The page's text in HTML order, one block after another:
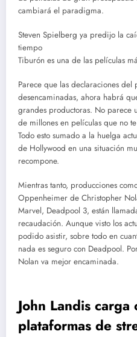
cambiará el paradigma.
Steven Spielberg ya predijo la
tiempo
Tiburón es una de las películas
Parece que las declaraciones
desencaminadas, ahora habrá
grandes productoras. No parece
de millones en películas que no
Todo esto sumado a la huelga
de Hollywood en una situación
recompone.
Mientras tanto, producciones
Oppenheimer de Christopher
Marvel, Deadpool 3, están
recaudación. Aunque visto los
podido asistir, sobre todo en
nada es seguro con Deadpool.
Nolan va mejor encaminada.
John Landis carga
plataformas de